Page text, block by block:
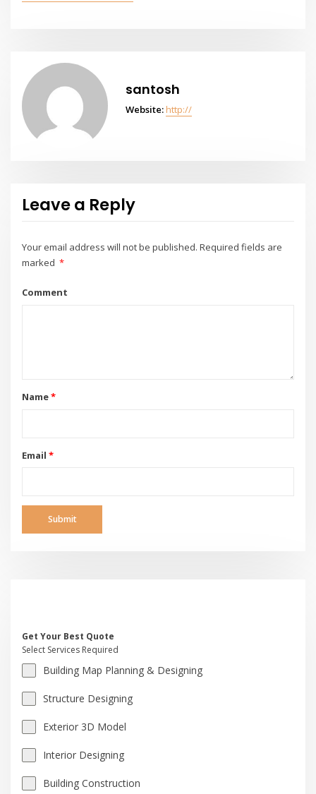
santosh
Website: http://
Leave a Reply
Your email address will not be published. Required fields are
marked *
Comment
Name*
Email *
Get Your Best Quote
Select Services Required
Building Map Planning & Designing
Structure Designing
Exterior 3D Model
Interior Designing
Building Construction